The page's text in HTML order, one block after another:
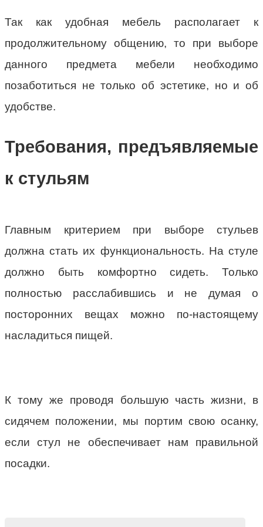
Так как удобная мебель располагает к
продолжительному общению, то при выборе
данного предмета мебели необходимо
позаботиться не только об эстетике, но и об
удобстве.
Требования, предъявляемые
к стульям
Главным критерием при выборе стульев
должна стать их функциональность. На стуле
должно быть комфортно сидеть. Только
полностью расслабившись и не думая о
посторонних вещах можно по-настоящему
насладиться пищей.
К тому же проводя большую часть жизни, в
сидячем положении, мы портим свою осанку,
если стул не обеспечивает нам правильной
посадки.